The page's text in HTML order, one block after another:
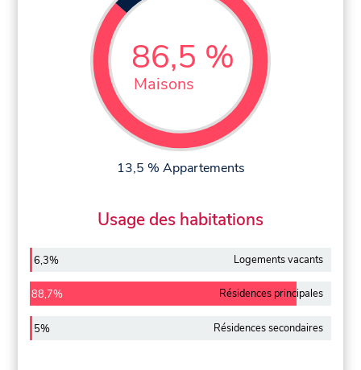
86,5 %
Maisons
13,5 % Appartements
Usage des habitations
6,3% Logements vacants
88,7% Résidences principales
5% Résidences secondaires